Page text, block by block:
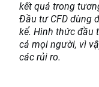
kết quả trong
Đầu tư CFD dùng
kể. Hình thức đầu
cả mọi người, vì
các rủi ro.